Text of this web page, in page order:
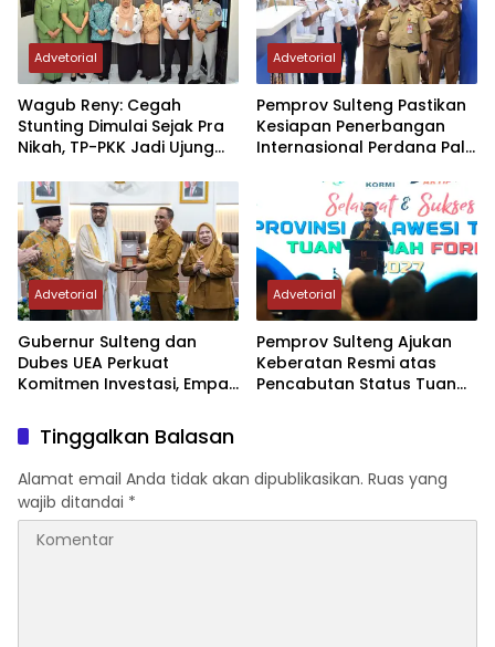
Advetorial
Wagub Reny: Cegah
Stunting Dimulai Sejak Pra
Nikah, TP-PKK Jadi Ujung
Advetorial
Pemprov Sulteng Pastikan
Kesiapan Penerbangan
Internasional Perdana Palu
Advetorial
Gubernur Sulteng dan
Dubes UEA Perkuat
Komitmen Investasi, Empat
Advetorial
Pemprov Sulteng Ajukan
Keberatan Resmi atas
Pencabutan Status Tuan
Tinggalkan Balasan
Alamat email Anda tidak akan dipublikasikan. Ruas yang
wajib ditandai *